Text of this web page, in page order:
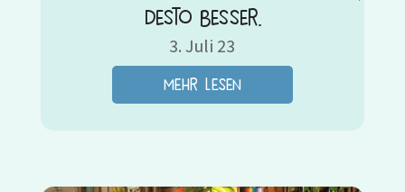
desto besser.
3. Juli 23
mehr lesen